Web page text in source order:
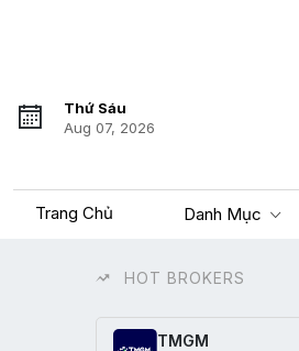
Thứ Sáu
Aug 07, 2026
Trang Chủ Danh Mục
HOT BROKERS
TMGM